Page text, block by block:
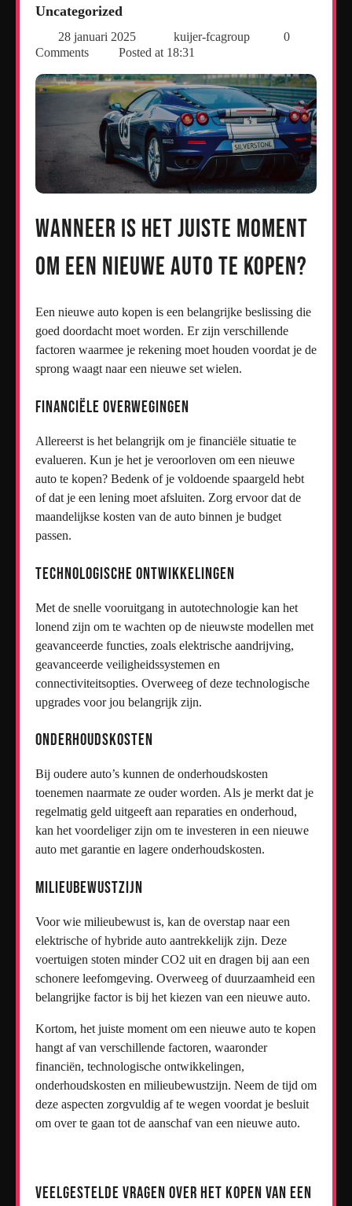
Uncategorized
28 januari 2025 kuijer-fcagroup
0
Comments
Posted at 18:31
Wanneer is het juiste moment
om een nieuwe auto te kopen?
Een nieuwe auto kopen is een belangrijke beslissing die
goed doordacht moet worden. Er zijn verschillende
factoren waarmee je rekening moet houden voordat je de
sprong waagt naar een nieuwe set wielen.
Financiële overwegingen
Allereerst is het belangrijk om je financiële situatie te
evalueren. Kun je het je veroorloven om een nieuwe
auto te kopen? Bedenk of je voldoende spaargeld hebt
of dat je een lening moet afsluiten. Zorg ervoor dat de
maandelijkse kosten van de auto binnen je budget
passen.
Technologische ontwikkelingen
Met de snelle vooruitgang in autotechnologie kan het
lonend zijn om te wachten op de nieuwste modellen met
geavanceerde functies, zoals elektrische aandrijving,
geavanceerde veiligheidssystemen en
connectiviteitsopties. Overweeg of deze technologische
upgrades voor jou belangrijk zijn.
Onderhoudskosten
Bij oudere auto’s kunnen de onderhoudskosten
toenemen naarmate ze ouder worden. Als je merkt dat je
regelmatig geld uitgeeft aan reparaties en onderhoud,
kan het voordeliger zijn om te investeren in een nieuwe
auto met garantie en lagere onderhoudskosten.
Milieubewustzijn
Voor wie milieubewust is, kan de overstap naar een
elektrische of hybride auto aantrekkelijk zijn. Deze
voertuigen stoten minder CO2 uit en dragen bij aan een
schonere leefomgeving. Overweeg of duurzaamheid een
belangrijke factor is bij het kiezen van een nieuwe auto.
Kortom, het juiste moment om een nieuwe auto te kopen
hangt af van verschillende factoren, waaronder
financiën, technologische ontwikkelingen,
onderhoudskosten en milieubewustzijn. Neem de tijd om
deze aspecten zorgvuldig af te wegen voordat je besluit
om over te gaan tot de aanschaf van een nieuwe auto.
Veelgestelde Vragen over het Kopen van een